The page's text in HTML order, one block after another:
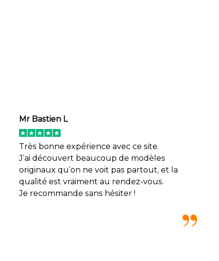
Mr Bastien L
Très bonne expérience avec ce site.
J’ai découvert beaucoup de modèles
originaux qu’on ne voit pas partout, et la
qualité est vraiment au rendez-vous.
Je recommande sans hésiter !